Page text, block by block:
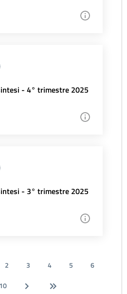
- 4° trimestre 2025
- 3° trimestre 2025
2 3 4 5
6
10